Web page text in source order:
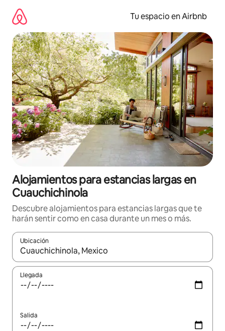
contenido
Tu espacio en Airbnb
Alojamientos para estancias largas en
Cuauchichinola
Descubre alojamientos para estancias largas que te
harán sentir como en casa durante un mes o más.
Ubicación
Cuando los resultados estén disponibles, podrás navegar
Llegada
Salida